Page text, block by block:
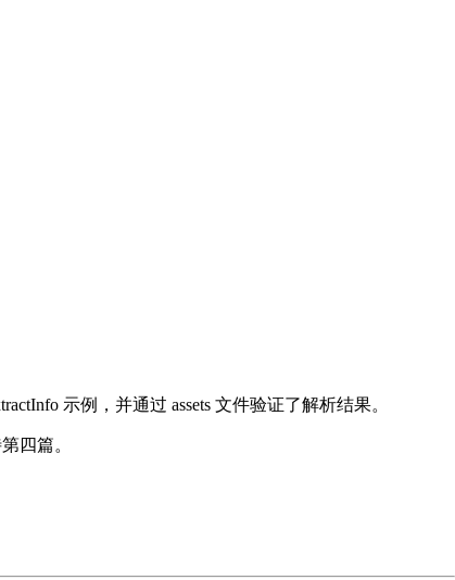
示例，并通过 assets 文件验证了解析结果。
四篇。